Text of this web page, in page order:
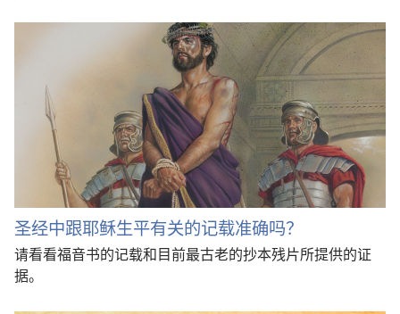
圣经中跟耶稣生平有关的记载准确吗？
请看看福音书的记载和目前最古老的抄本残片所提供的证
据。